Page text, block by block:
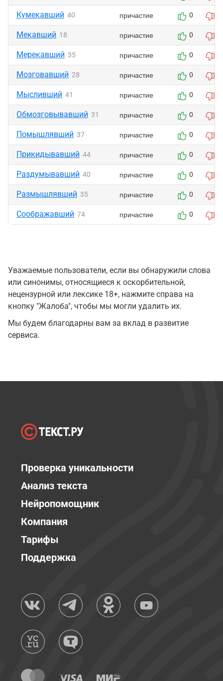
Кумекавший 40 причастие 0
Мекавший 18 причастие 0
Мерекавший 35 причастие 0
Мозговавший 28 причастие 0
Мысливший 41 причастие 0
Обмозговывавший 31 причастие 0
Помышлявший 37 причастие 0
Прикидывавший 44 причастие 0
Раздумывавший 40 причастие 0
Размышлявший 35 причастие 0
Соображавший 74 причастие 0
Уважаемые пользователи, если вы обнаружили слова
или синонимы, относящиеся к оскорбительной,
нецензурной или лексике 18+, нажмите справа на
кнопку "Жалоба", чтобы мы могли удалить их.
Мы будем благодарны вам за вклад в развитие
сервиса.
Проверка уникальности
Анализ текста
Нейропомощник
Компания
Тарифы
Поддержка